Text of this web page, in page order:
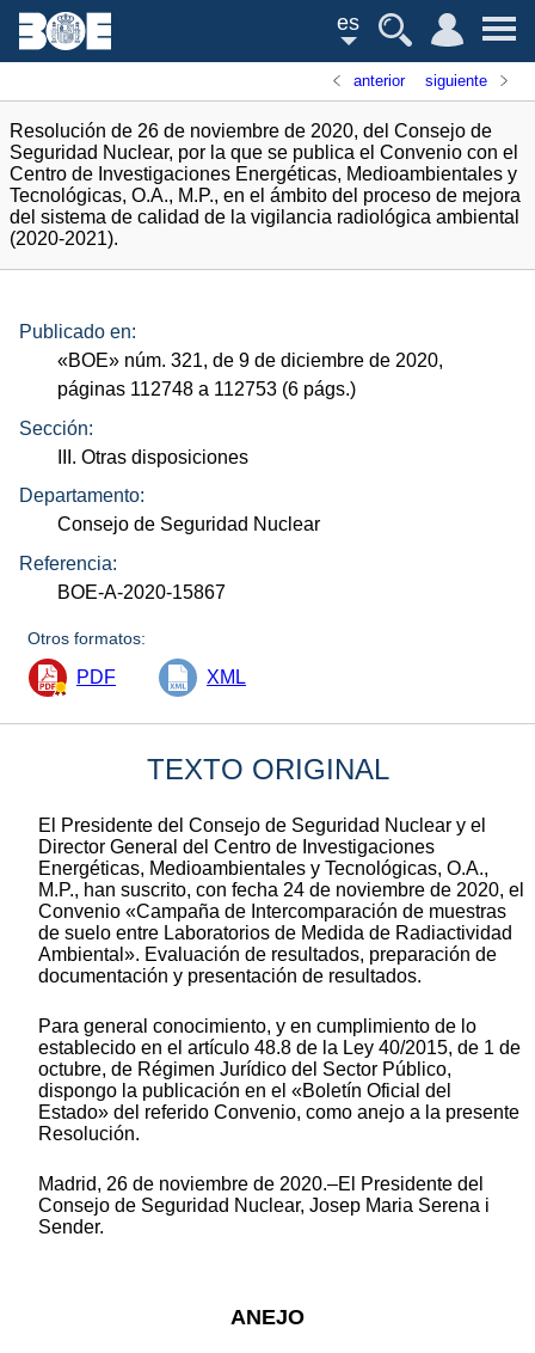
es
anterior siguiente
Resolución de 26 de noviembre de 2020, del Consejo de
Seguridad Nuclear, por la que se publica el Convenio con el
Centro de Investigaciones Energéticas, Medioambientales y
Tecnológicas, O.A., M.P., en el ámbito del proceso de mejora
del sistema de calidad de la vigilancia radiológica ambiental
(2020-2021).
Publicado en:
«BOE» núm. 321, de 9 de diciembre de 2020,
páginas 112748 a 112753 (6 págs.)
Sección:
III. Otras disposiciones
Departamento:
Consejo de Seguridad Nuclear
Referencia:
BOE-A-2020-15867
Otros formatos:
PDF XML
TEXTO ORIGINAL
El Presidente del Consejo de Seguridad Nuclear y el
Director General del Centro de Investigaciones
Energéticas, Medioambientales y Tecnológicas, O.A.,
M.P., han suscrito, con fecha 24 de noviembre de 2020, el
Convenio «Campaña de Intercomparación de muestras
de suelo entre Laboratorios de Medida de Radiactividad
Ambiental». Evaluación de resultados, preparación de
documentación y presentación de resultados.
Para general conocimiento, y en cumplimiento de lo
establecido en el artículo 48.8 de la Ley 40/2015, de 1 de
octubre, de Régimen Jurídico del Sector Público,
dispongo la publicación en el «Boletín Oficial del
Estado» del referido Convenio, como anejo a la presente
Resolución.
Madrid, 26 de noviembre de 2020.–El Presidente del
Consejo de Seguridad Nuclear, Josep Maria Serena i
Sender.
ANEJO